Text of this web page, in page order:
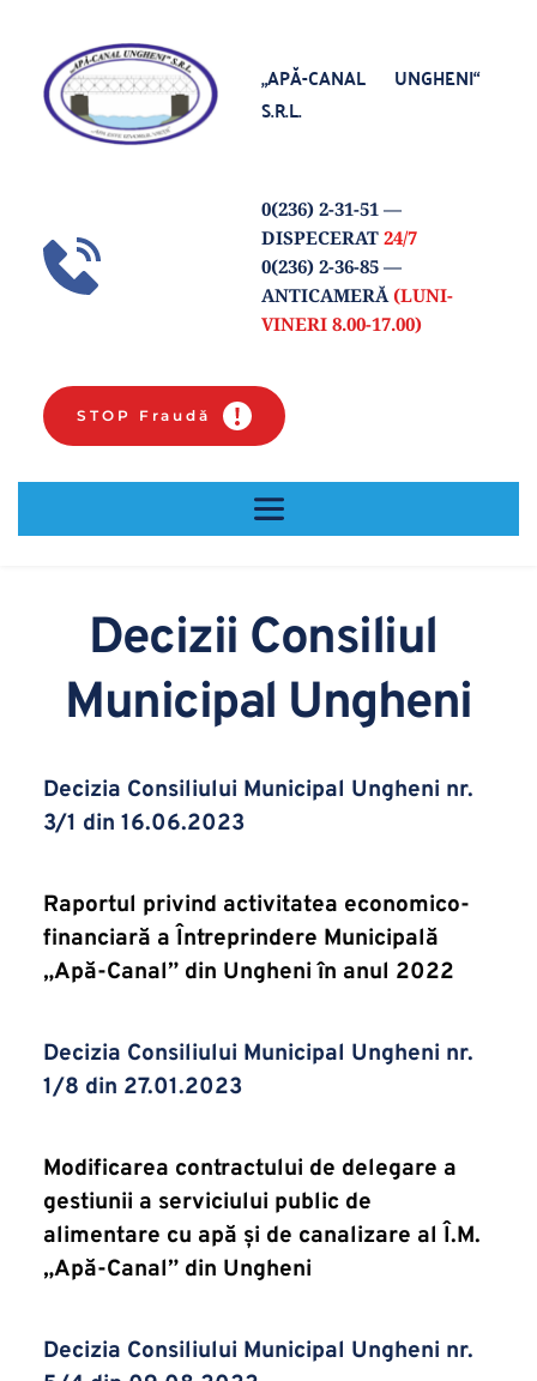
„APĂ-CANAL UNGHENI“
S.R.L.
0(236) 2-31-51 —
DISPECERAT 24/7
0(236) 2-36-85 —
ANTICAMERĂ (LUNI-
VINERI 8.00-17.00)
STOP Fraudă
Decizii Consiliul
Municipal Ungheni
Decizia Consiliului Municipal Ungheni nr.
3/1 din 16.06.2023
Raportul privind activitatea economico-
financiară a Întreprindere Municipală
„Apă-Canal” din Ungheni în anul 2022
Decizia Consiliului Municipal Ungheni nr.
1/8 din 27.01.2023
Modificarea contractului de delegare a
gestiunii a serviciului public de
alimentare cu apă și de canalizare al Î.M.
„Apă-Canal” din Ungheni
Decizia Consiliului Municipal Ungheni nr.